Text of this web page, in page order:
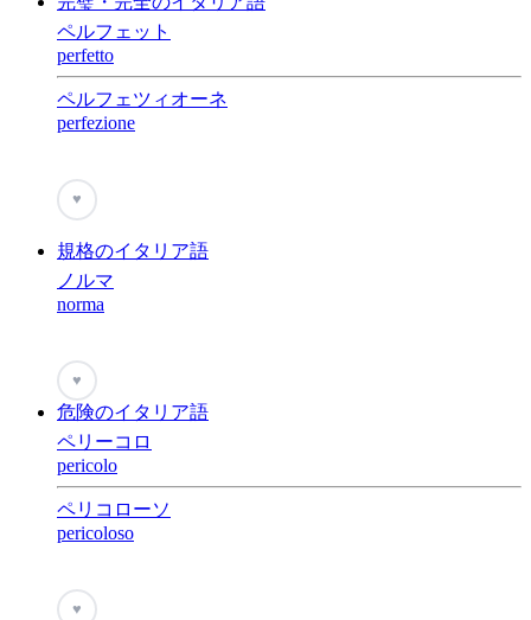
ペルフェット
perfetto
ペルフェツィオーネ
perfezione
♥
規格のイタリア語
ノルマ
norma
♥
危険のイタリア語
ペリーコロ
pericolo
ペリコローソ
pericoloso
♥